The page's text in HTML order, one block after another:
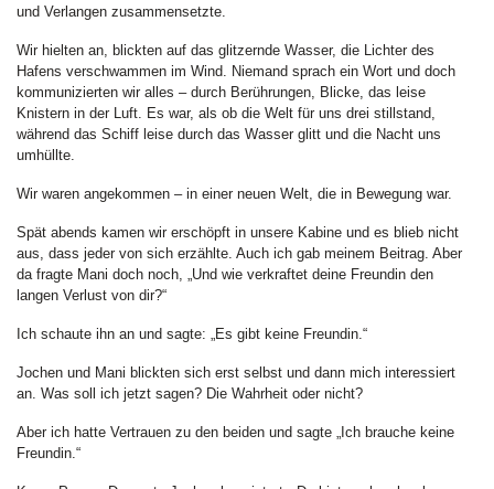
und Verlangen zusammensetzte.
Wir hielten an, blickten auf das glitzernde Wasser, die Lichter des
Hafens verschwammen im Wind. Niemand sprach ein Wort und doch
kommunizierten wir alles – durch Berührungen, Blicke, das leise
Knistern in der Luft. Es war, als ob die Welt für uns drei stillstand,
während das Schiff leise durch das Wasser glitt und die Nacht uns
umhüllte.
Wir waren angekommen – in einer neuen Welt, die in Bewegung war.
Spät abends kamen wir erschöpft in unsere Kabine und es blieb nicht
aus, dass jeder von sich erzählte. Auch ich gab meinem Beitrag. Aber
da fragte Mani doch noch, „Und wie verkraftet deine Freundin den
langen Verlust von dir?“
Ich schaute ihn an und sagte: „Es gibt keine Freundin.“
Jochen und Mani blickten sich erst selbst und dann mich interessiert
an. Was soll ich jetzt sagen? Die Wahrheit oder nicht?
Aber ich hatte Vertrauen zu den beiden und sagte „Ich brauche keine
Freundin.“